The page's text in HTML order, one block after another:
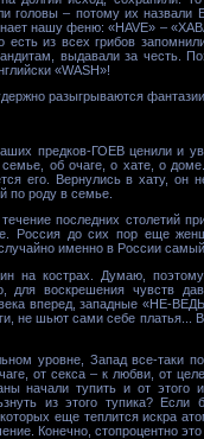
головы – потому их
нашу феню: «HAVE» –
из всех грибов
выдавали за честь.
«WASH»!
разыгрываются
предков-ГОЕВ ценили и
об очаге, о хате, о
его. Вернулись в хату,
по роду в семье.
последних столетий
Россия до сих пор еще
именно в России
на кострах. Думаю,
для воскрешения чувств
вперед, западные «НЕ-
не шьют сами себе
уровне, Запад все-таки
от секса – к любви, от
начали тупить и от
из этого тупика?
еще теплится искра
Конечно, стопроцентно